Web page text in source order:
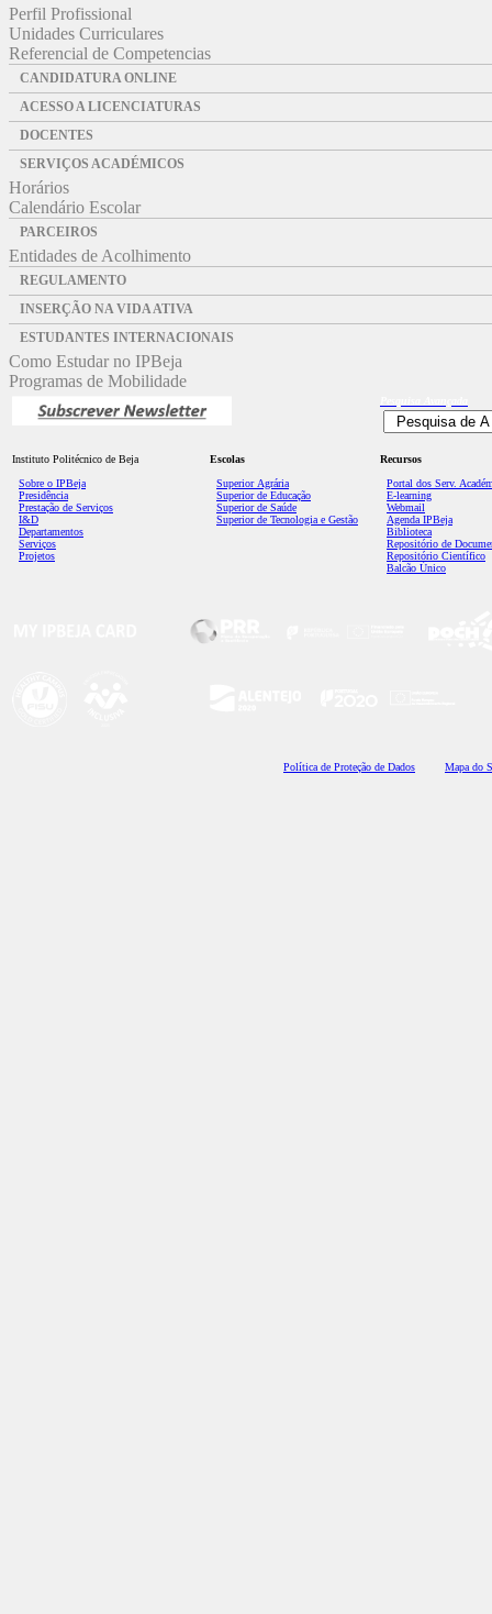
Perfil Profissional
Unidades Curriculares
Referencial de Competencias
CANDIDATURA ONLINE
ACESSO A LICENCIATURAS
DOCENTES
SERVIÇOS ACADÉMICOS
Horários
Calendário Escolar
PARCEIROS
Entidades de Acolhimento
REGULAMENTO
INSERÇÃO NA VIDA ATIVA
ESTUDANTES INTERNACIONAIS
Como Estudar no IPBeja
Programas de Mobilidade
Instituto Politécnico de Beja
Sobre o IPBeja
Presidência
Prestação de Serviços
I&D
Departamentos
Serviços
Projetos
Escolas
Superior Agrária
Superior de Educação
Superior de Saúde
Superior de Tecnologia e Gestão
Recursos
Portal dos Serv.
E-learning
Webmail
Agenda IPBeja
Biblioteca
Repositório de
Repositório Científico
Balcão Único
Política de Proteção de Dados Mapa do